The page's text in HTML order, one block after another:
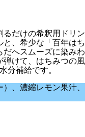
るだけの希釈用ドリン
と、希少な「百年はち
へスムーズに染みわ
弾けて、はちみつの風
分補給です。
、濃縮レモン果汁、